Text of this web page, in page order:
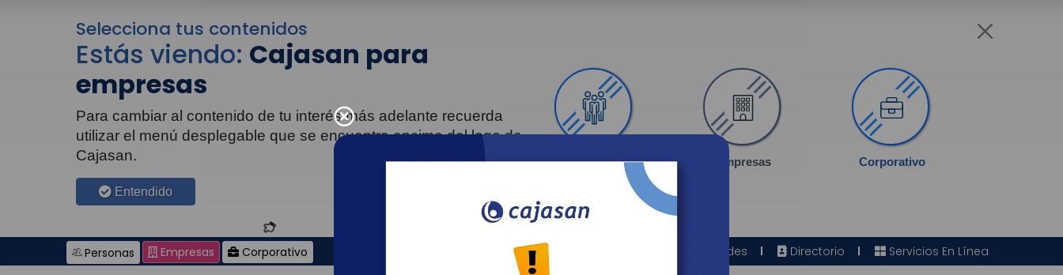
Selecciona tus contenidos
Estás viendo: Cajasan para
empresas
Para cambiar al contenido de tu interés más adelante recuerda
utilizar el menú desplegable que se encuentra encima del logo de
Cajasan.
Entendido
Personas Empresas Corporativo
Personas Empresas Corporativo Sedes Directorio Servicios En Línea